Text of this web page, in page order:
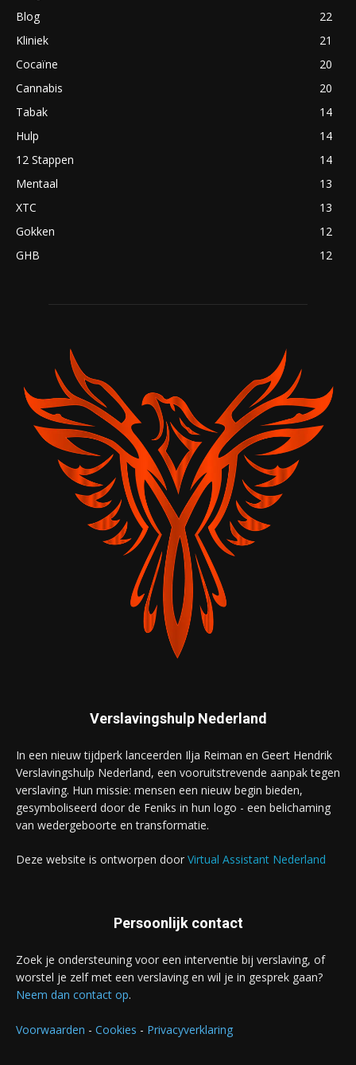
Blog
22
Kliniek
21
Cocaïne
20
Cannabis
20
Tabak
14
Hulp
14
12 Stappen
14
Mentaal
13
XTC
13
Gokken
12
GHB
12
Verslavingshulp Nederland
In een nieuw tijdperk lanceerden Ilja Reiman en Geert Hendrik
Verslavingshulp Nederland, een vooruitstrevende aanpak tegen
verslaving. Hun missie: mensen een nieuw begin bieden,
gesymboliseerd door de Feniks in hun logo - een belichaming
van wedergeboorte en transformatie.
Deze website is ontworpen door Virtual Assistant Nederland
Persoonlijk contact
Zoek je ondersteuning voor een interventie bij verslaving, of
worstel je zelf met een verslaving en wil je in gesprek gaan?
Neem dan contact op.
Voorwaarden - Cookies - Privacyverklaring